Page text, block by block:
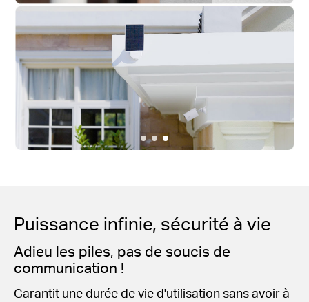
Puissance infinie, sécurité à vie
Adieu les piles, pas de soucis de
communication !
Garantit une durée de vie d'utilisation sans avoir à